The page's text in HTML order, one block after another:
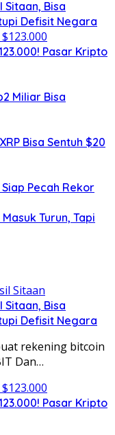
Sitaan, Bisa
Defisit Negara
Pasar Kripto
Miliar Bisa
Bisa Sentuh $20
Pecah Rekor
Turun, Tapi
Sitaan, Bisa
Defisit Negara
rekening bitcoin
Dan…
Pasar Kripto